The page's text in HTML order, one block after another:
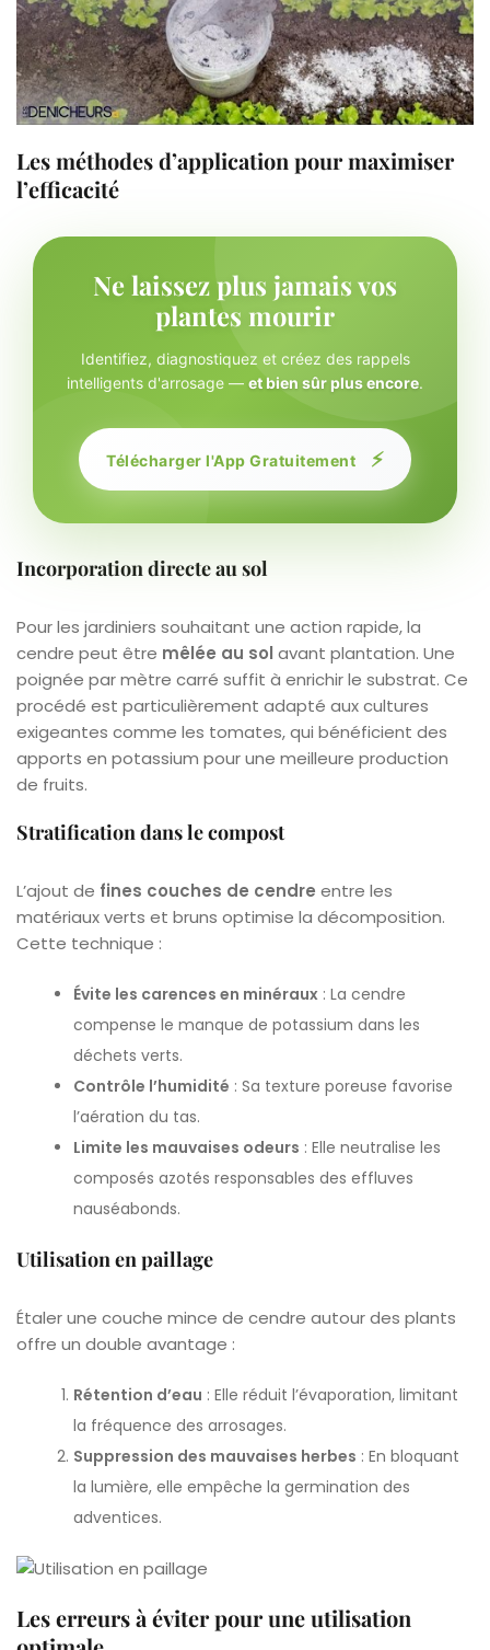
Les méthodes d’application pour maximiser
l’efficacité
Ne laissez plus jamais vos
plantes mourir
Identifiez, diagnostiquez et créez des rappels
intelligents d'arrosage — et bien sûr plus encore.
Télécharger l'App Gratuitement ⚡
Incorporation directe au sol
Pour les jardiniers souhaitant une action rapide, la
cendre peut être mêlée au sol avant plantation. Une
poignée par mètre carré suffit à enrichir le substrat. Ce
procédé est particulièrement adapté aux cultures
exigeantes comme les tomates, qui bénéficient des
apports en potassium pour une meilleure production
de fruits.
Stratification dans le compost
L’ajout de fines couches de cendre entre les
matériaux verts et bruns optimise la décomposition.
Cette technique :
Évite les carences en minéraux : La cendre
compense le manque de potassium dans les
déchets verts.
Contrôle l’humidité : Sa texture poreuse favorise
l’aération du tas.
Limite les mauvaises odeurs : Elle neutralise les
composés azotés responsables des effluves
nauséabonds.
Utilisation en paillage
Étaler une couche mince de cendre autour des plants
offre un double avantage :
Rétention d’eau : Elle réduit l’évaporation, limitant
la fréquence des arrosages.
Suppression des mauvaises herbes : En bloquant
la lumière, elle empêche la germination des
adventices.
Les erreurs à éviter pour une utilisation